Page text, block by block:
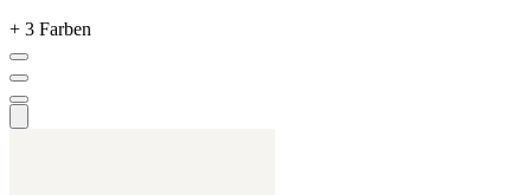
+ 3 Farben